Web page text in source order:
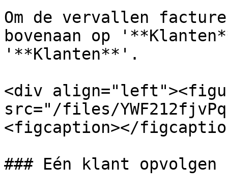
Om de vervallen
bovenaan op
'**Klanten**'.
<div
src="/files/
<figcaption></
### Eén klant opvolgen